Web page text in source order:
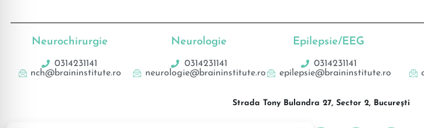
Neurochirurgie
0314231141
nch@braininstitute.ro
Neurologie
0314231141
neurologie@braininstitute.ro
Epilepsie/EEG
0314231141
epilepsie@braininstitute.ro
Strada Tony Bulandra 27, Sector 2, București